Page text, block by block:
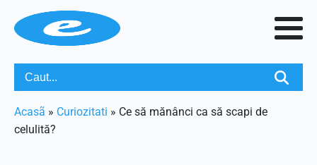
Acasã » Curiozitati » Ce să mănânci ca să scapi de
celulită?